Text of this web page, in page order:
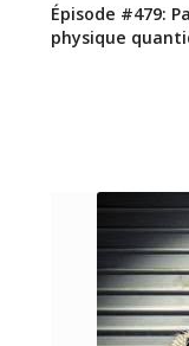
Épisode #479:
physique